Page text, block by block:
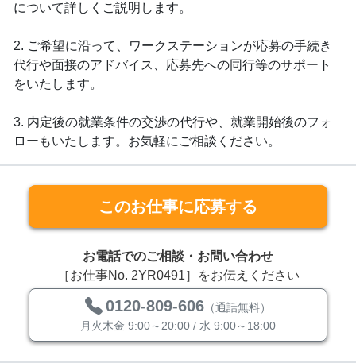
について詳しくご説明します。
2. ご希望に沿って、ワークステーションが応募の手続き
代行や面接のアドバイス、応募先への同行等のサポート
をいたします。
3. 内定後の就業条件の交渉の代行や、就業開始後のフォ
ローもいたします。お気軽にご相談ください。
このお仕事に応募する
お電話でのご相談・お問い合わせ
［お仕事No. 2YR0491］をお伝えください
0120-809-606 （通話無料）
月火木金 9:00～20:00 / 水 9:00～18:00